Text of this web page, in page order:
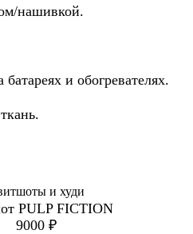
нашивкой.
и обогревателях.
и худи
PULP FICTION
9000 ₽